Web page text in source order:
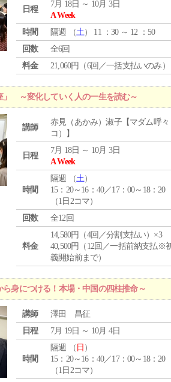
日程
7月 18日 ～ 10月 3日
A Week
時間
隔週 （土） 11 ：30 ～ 12 ：50
回数
全6回
料金
21,060円（6回／一括支払いのみ）
」 ～変化していく人の一生を読む～
講師
赤見（あかみ）淑子【マダム呼々
コ）】
日程
7月 18日 ～ 10月 3日
A Week
時間
隔週 （土）
15：20～16：40／17：00～18：20
（1日2コマ）
回数
全12回
料金
14,580円（4回／分割支払い）×3
40,500円（12回／一括前納支払※
義開始前まで）
身につける！本場・中国の四柱推命～
講師
澤田 昌征
日程
7月 19日 ～ 10月 4日
時間
隔週 （ 日 ）
15：20～16：40／17：00～18：20
（1日2コマ）